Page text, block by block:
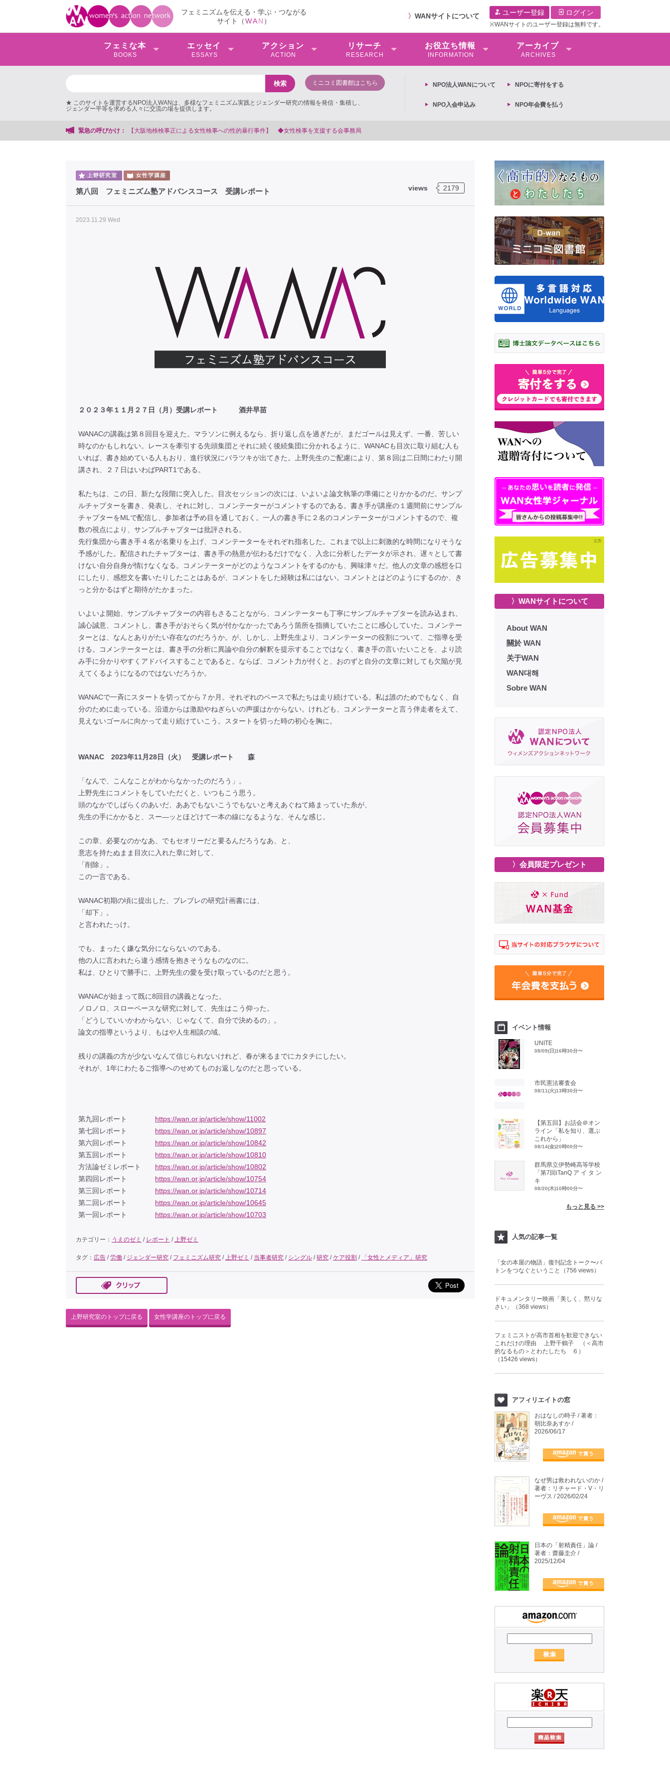
フェミニズムを伝える・学ぶ・つながる
サイト（WAN ）
〉 WANサイトについて ユーザー登録 ログイン
※WANサイトのユーザー登録は無料です。
フェミな本
BOOKS
エッセイ
ESSAYS
アクション
ACTION
リサーチ
RESEARCH
お役⽴ち情報
INFORMATION
アーカイブ
ARCHIVES
ミニコミ図書館はこちら
★ このサイトを運営するNPO法人WANは、多様なフェミニズム実践とジェンダー研究の情報を発信・集積し、
ジェンダー平等を求める人々に交流の場を提供します。
NPO法⼈WANについて NPOに寄付をする
NPO入会申込み NPO年会費を払う
緊急の呼びかけ：
事正による女性検事への性的暴行事件】 ◆女性検事を支援する会事務局
views 2179
第八回 フェミニズム塾アドバンスコース 受講レポート
2023.11.29 Wed
２０２３年１１月２７日（月）受講レポート 酒井早苗
WANACの講義は第８回目を迎えた。マラソンに例えるなら、折り返し点を過ぎたが、まだゴールは見えず、一番、苦しい
時なのかもしれない。レースを牽引する先頭集団とそれに続く後続集団に分かれるように、WANACも目次に取り組む人も
いれば、書き始めている人もおり、進行状況にバラツキが出てきた。上野先生のご配慮により、第８回は二日間にわたり開
講され、２７日はいわばPART1である。
私たちは、この日、新たな段階に突入した。目次セッションの次には、いよいよ論文執筆の準備にとりかかるのだ。サンプ
ルチャプターを書き、発表し、それに対し、コメンテーターがコメントするのである。書き手が講座の１週間前にサンプル
チャプターをMLで配信し、参加者は予め目を通しておく。一人の書き手に２名のコメンテーターがコメントするので、複
数の視点により、サンプルチャプターは批評される。
先行集団から書き手４名が名乗りを上げ、コメンテーターをそれぞれ指名した。これまで以上に刺激的な時間になりそうな
予感がした。配信されたチャプターは、書き手の熱意が伝わるだけでなく、入念に分析したデータが示され、遅々として書
けない自分自身が情けなくなる。コメンテーターがどのようなコメントをするのかも、興味津々だ。他人の文章の感想を口
にしたり、感想文を書いたりしたことはあるが、コメントをした経験は私にはない。コメントとはどのようにするのか、き
っと分かるはずと期待がたかまった。
いよいよ開始、サンプルチャプターの内容もさることながら、コメンテーターも丁寧にサンプルチャプターを読み込まれ、
誠心誠意、コメントし、書き手がおそらく気が付かなかったであろう箇所を指摘していたことに感心していた。コメンテー
ターとは、なんとありがたい存在なのだろうか。が、しかし、上野先生より、コメンテーターの役割について、ご指導を受
ける。コメンテーターとは、書き手の分析に異論や自分の解釈を提示することではなく、書き手の言いたいことを、より読
み手に分かりやすくアドバイスすることであると。ならば、コメント力が付くと、おのずと自分の文章に対しても欠陥が見
えてくるようになるのではないだろうか。
WANACで一斉にスタートを切ってから７か月。それぞれのペースで私たちは走り続けている。私は誰のためでもなく、自
分のために走っている。沿道からは激励やねぎらいの声援はかからない。けれども、コメンテーターと言う伴走者をえて、
見えないゴールに向かって走り続けていこう。スタートを切った時の初心を胸に。
WANAC 2023年11月28日（火） 受講レポート 森
「なんで、こんなことがわからなかったのだろう」。
上野先生にコメントをしていただくと、いつもこう思う。
頭のなかでしばらくのあいだ、ああでもないこうでもないと考えあぐねて絡まっていた糸が、
先生の手にかかると、スー―ッとほどけて一本の線になるような、そんな感じ。
この章、必要なのかなあ、でもセオリーだと要るんだろうなあ、と、
意志を持たぬまま目次に入れた章に対して、
「削除」。
この一言である。
WANAC初期の頃に提出した、ブレブレの研究計画書には、
「却下」。
と言われたっけ。
でも、まったく嫌な気分にならないのである。
他の人に言われたら違う感情を抱きそうなものなのに。
私は、ひとりで勝手に、上野先生の愛を受け取っているのだと思う。
WANACが始まって既に8回目の講義となった。
ノロノロ、スローペースな研究に対して、先生はこう仰った。
「どうしていいかわからない、じゃなくて、自分で決めるの」。
論文の指導というより、もはや人生相談の域。
残りの講義の方が少ないなんて信じられないけれど、春が来るまでにカタチにしたい。
それが、1年にわたるご指導へのせめてものお返しなのだと思っている。
第九回レポート https://wan.or.jp/article/show/11002
第七回レポート https://wan.or.jp/article/show/10897
第六回レポート https://wan.or.jp/article/show/10842
第五回レポート https://wan.or.jp/article/show/10810
方法論ゼミレポート https://wan.or.jp/article/show/10802
第四回レポート https://wan.or.jp/article/show/10754
第三回レポート https://wan.or.jp/article/show/10714
第二回レポート https://wan.or.jp/article/show/10645
第一回レポート https://wan.or.jp/article/show/10703
カテゴリー： うえのゼミ / レポート / 上野ゼミ
タグ： 広告 /労働 / ジェンダー研究 / フェミニズム研究 / 上野ゼミ / 当事者研究 / シングル /研究 /ケア役割 / 「女性とメディア」研究
上野研究室のトップに戻る 女性学講座のトップに戻る
〉WANサイトについて
About WAN
關於 WAN
关于WAN
WAN대해
Sobre WAN
〉会員限定プレゼント
イベント情報
UNITE
08/09(日)16時30分〜
市民憲法審査会
08/11(火)13時30分〜
【第五回】お話会＠オン
ライン「私を知り、選ぶ
これから」
08/14(金)20時00分〜
群馬県立伊勢崎高等学校
「第7回iTanQ ア イ タ ン
キ
08/20(木)10時00分〜
もっと見る >>
人気の記事一覧
「女の本屋の物語」復刊記念トーク〜バ
トンをつなぐということ（756 views）
ドキュメンタリー映画「美しく、黙りな
さい」（368 views）
フェミニストが高市首相を歓迎できない
これだけの理由 上野千鶴子 （＜高市
的なるもの＞とわたしたち ６）
（15426 views）
アフィリエイトの窓
おはなしの時子 / 著者：
朝比奈あすか /
2026/06/17
なぜ男は救われないのか /
著者：リチャード・V・リ
ーヴス / 2026/02/24
日本の「射精責任」論 /
著者：齋藤圭介 /
2025/12/04